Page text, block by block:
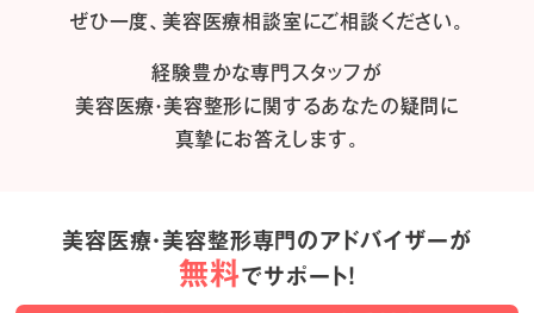
ぜひ一度、美容医療相談室にご相談ください。
経験豊かな専門スタッフが
美容医療・美容整形に関するあなたの疑問に
真摯にお答えします。
美容医療・美容整形専門のアドバイザーが
無料でサポート！